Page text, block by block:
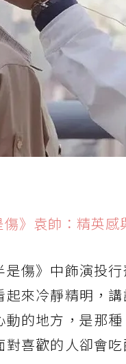
傷》袁帥：精英
是傷》中飾演投
來冷靜精明，
動的地方，是那
喜歡的人卻會